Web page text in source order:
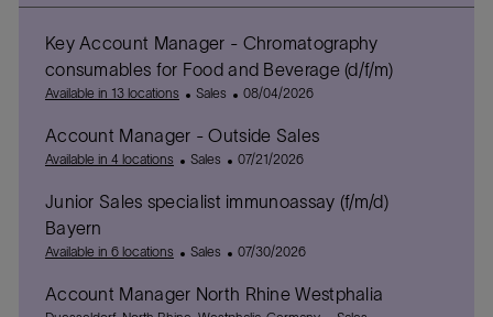
Key Account Manager - Chromatography
consumables for Food and Beverage (d/f/m)
Available in 13 locations
C
t
e
o
y
Sales
P
s
t
d
a
e
08/04/2026
Account Manager - Outside Sales
Available in 4 locations
C
t
g
r
y
Sales
P
s
e
D
a
07/21/2026
Junior Sales specialist immunoassay (f/m/d)
Bayern
Available in 6 locations
C
t
Sales
P
s
07/30/2026
Account Manager North Rhine Westphalia